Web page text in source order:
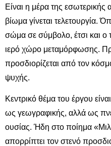
Είναι η μέρα της
βίωμα γίνεται τελετουργία.
σώμα σε σύμβολο, έτσι και ο
ιερό χώρο μεταμόρφωσης.
προσδιορίζεται από τον
ψυχής.
Κεντρικό θέμα του έργου
ως γεωγραφικής, αλλά ως
ουσίας. Ήδη στο ποίημα
απορρίπτει τον στενό